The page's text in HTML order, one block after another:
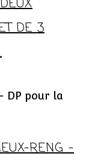
DE 3
DP pour la
RENG –